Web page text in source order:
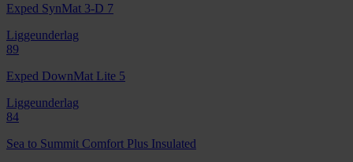
Exped SynMat 3-D 7
Liggeunderlag
89
Exped DownMat Lite 5
Liggeunderlag
84
Sea to Summit Comfort Plus Insulated